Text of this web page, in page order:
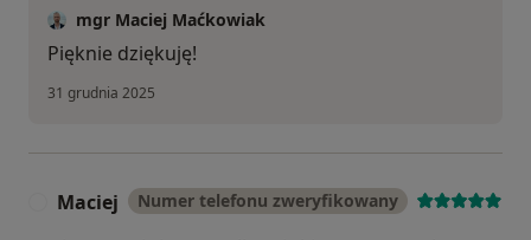
mgr Maciej Maćkowiak
Pięknie dziękuję!
31 grudnia 2025
Maciej Numer telefonu zweryfikowany